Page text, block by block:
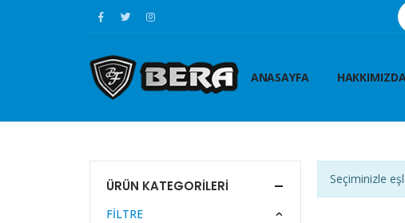
ANASAYFA
Seçiminizle
ÜRÜN KATEGORILERI
FİLTRE